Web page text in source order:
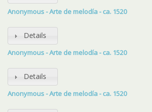
Anonymous - Arte de melodía - ca. 1520
Details
Anonymous - Arte de melodía - ca. 1520
Details
Anonymous - Arte de melodía - ca. 1520